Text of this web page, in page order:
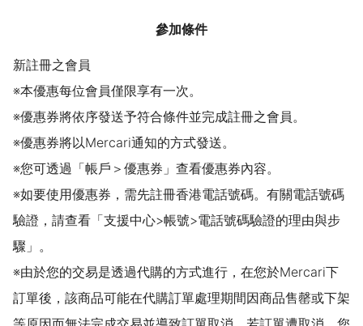
參加條件
新註冊之會員
※本優惠每位會員僅限享有一次。
※優惠券將依序發送予符合條件並完成註冊之會員。
※優惠券將以Mercari通知的方式發送。
※您可透過「帳戶＞優惠券」查看優惠券內容。
※如要使用優惠券，需先註冊香港電話號碼。有關電話號碼
驗證，請查看「支援中心>帳號>電話號碼驗證的理由與步
驟」。
※由於您的交易是透過代購的方式進行，在您於Mercari下
訂單後，該商品可能在代購訂單處理期間因商品售罄或下架